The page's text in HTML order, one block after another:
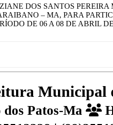
DOS SANTOS
– MA, PARA
DE 06 A 08 DE ABRIL
Municipal
Patos-Ma